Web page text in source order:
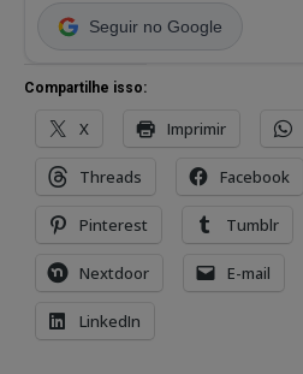
Seguir no Google
Compartilhe isso:
X Imprimir
Threads Facebook
Pinterest Tumblr
Nextdoor E-mail
LinkedIn